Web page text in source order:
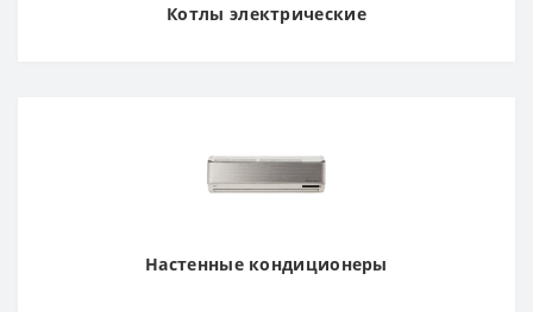
Котлы электрические
Настенные кондиционеры